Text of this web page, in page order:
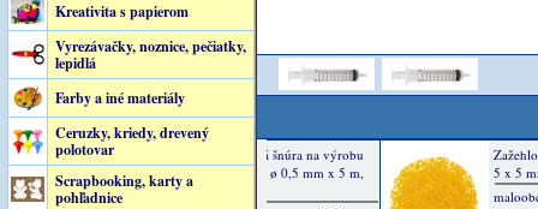
Kreativita s papierom
Vyrezávačky, noznice, pečiatky,
lepidlá
Farby a iné materiály
Ceruzky, kriedy, drevený
polotovar
Scrapbooking, karty a
pohľadnice